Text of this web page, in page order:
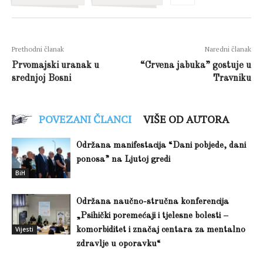
Prethodni članak
Prvomajski uranak u
srednjoj Bosni
Naredni članak
“Crvena jabuka” gostuje u
Travniku
POVEZANI ČLANCI VIŠE OD AUTORA
BiH
Održana manifestacija “Dani pobjede, dani
ponosa” na Ljutoj gredi
Vijesti
Održana naučno-stručna konferencija
„Psihički poremećaji i tjelesne bolesti –
komorbiditet i značaj centara za mentalno
zdravlje u oporavku“